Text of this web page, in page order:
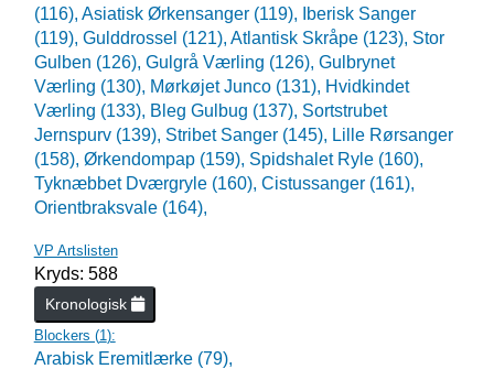
(116), Asiatisk Ørkensanger (119),
Iberisk Sanger
(119), Gulddrossel (121), Atlantisk Skråpe (123), Stor
Gulben (126), Gulgrå Værling (126), Gulbrynet
Værling (130), Mørkøjet Junco (131), Hvidkindet
Værling (133), Bleg Gulbug (137), Sortstrubet
Jernspurv (139), Stribet Sanger (145), Lille Rørsanger
(158), Ørkendompap (159), Spidshalet Ryle (160),
Tyknæbbet Dværgryle (160), Cistussanger (161),
Orientbraksvale (164),
VP Artslisten
Kryds: 588
Kronologisk
Blockers (1):
Arabisk Eremitlærke (79),